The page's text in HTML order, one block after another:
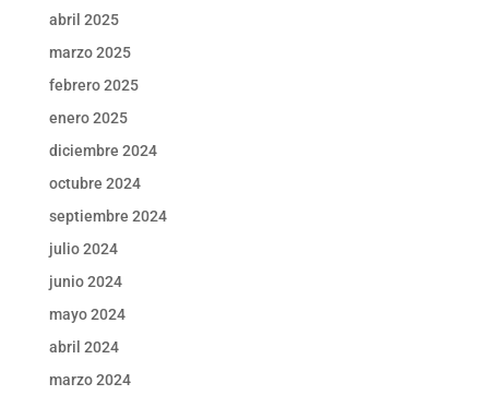
abril 2025
marzo 2025
febrero 2025
enero 2025
diciembre 2024
octubre 2024
septiembre 2024
julio 2024
junio 2024
mayo 2024
abril 2024
marzo 2024